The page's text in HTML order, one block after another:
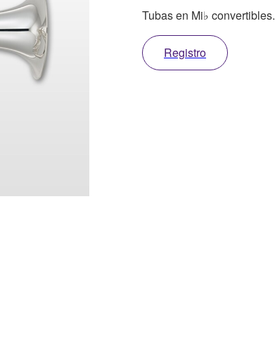
Tubas en Mi♭ convertibles.
Registro